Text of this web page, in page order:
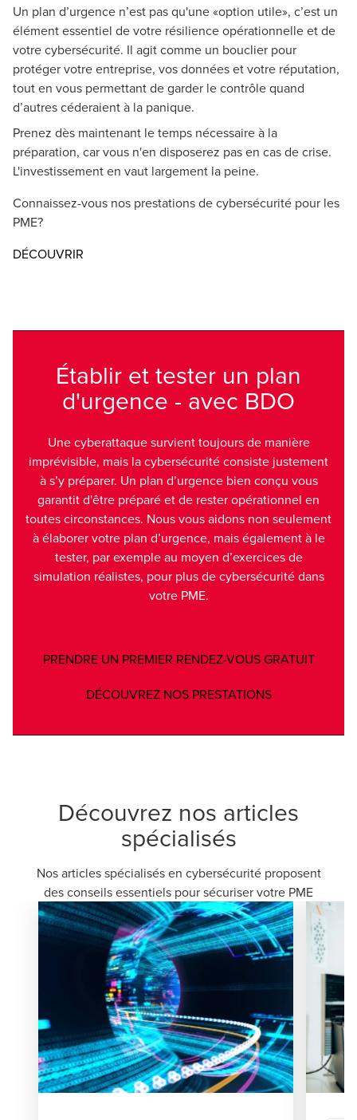
Un plan d’urgence n’est pas qu'une «option utile», c’est un
élément essentiel de votre résilience opérationnelle et de
votre cybersécurité. Il agit comme un bouclier pour
protéger votre entreprise, vos données et votre réputation,
tout en vous permettant de garder le contrôle quand
d’autres céderaient à la panique.
Prenez dès maintenant le temps nécessaire à la
préparation, car vous n'en disposerez pas en cas de crise.
L'investissement en vaut largement la peine.
Connaissez-vous nos prestations de cybersécurité pour les
PME?
DÉCOUVRIR
Établir et tester un plan
d'urgence - avec BDO
Une cyberattaque survient toujours de manière
imprévisible, mais la cybersécurité consiste justement
à s’y préparer. Un plan d’urgence bien conçu vous
garantit d'être préparé et de rester opérationnel en
toutes circonstances. Nous vous aidons non seulement
à élaborer votre plan d’urgence, mais également à le
tester, par exemple au moyen d’exercices de
simulation réalistes, pour plus de cybersécurité dans
votre PME.
PRENDRE UN PREMIER RENDEZ-VOUS GRATUITOpens
DÉCOUVREZ NOS PRESTATIONSOpens in a
Découvrez nos articles
spécialisés
Nos articles spécialisés en cybersécurité proposent
des conseils essentiels pour sécuriser votre PME